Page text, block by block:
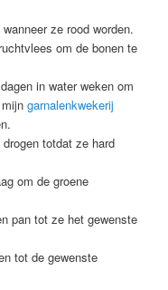
ze rood worden.
om de bonen te
in water weken om
garnalenkwekerij
totdat ze hard
om de groene
pan tot ze het gewenste
tot de gewenste